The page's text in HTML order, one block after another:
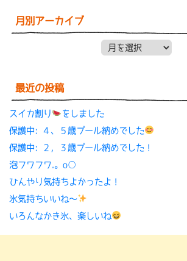
月別アーカイブ
最近の投稿
スイカ割り
をしました
保護中: ４、５歳プール納めでした
保護中: ２，３歳プール納めでした！
泡フワフワ.。o○
ひんやり気持ちよかったよ！
氷気持ちいいね〜
いろんなかき氷、楽しいね